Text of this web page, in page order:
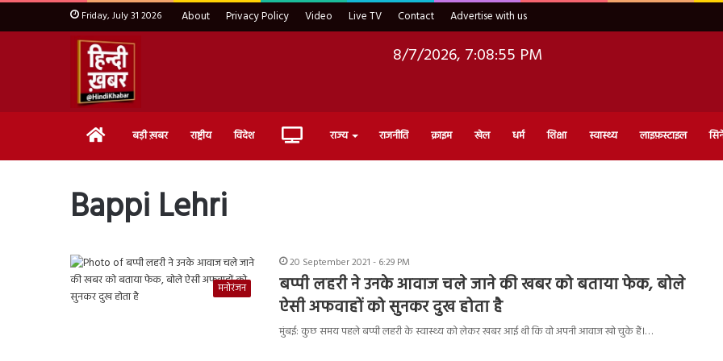
Friday, July 31 2026 About Privacy Policy Video Live TV Contact Advertise with us
8/7/2026, 7:08:56 PM
Home बड़ी ख़बर राष्ट्रीय विदेश Live राज्य राजनीति क्राइम खेल धर्म शिक्षा स्वास्थ्य लाइफ़स्टाइल
Bappi Lehri
मनोरंजन
20 September 2021 - 6:29 PM
बप्पी लहरी ने उनके आवाज चले जाने की खबर को बताया फेक, बोले
ऐसी अफवाहों को सुनकर दुख होता है
मुंबई: कुछ समय पहले बप्पी लहरी के स्वास्थ्य को लेकर खबर आई थी कि वो अपनी आवाज खो चुके हैं।…